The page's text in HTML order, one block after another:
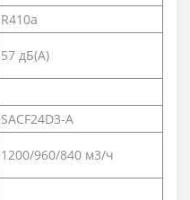
R410a
57 дБ(А)
SACF24D3-A
1200/960/840 м3/ч